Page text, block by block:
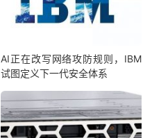
AI正在改写网络攻防规则，IBM
试图定义下一代安全体系